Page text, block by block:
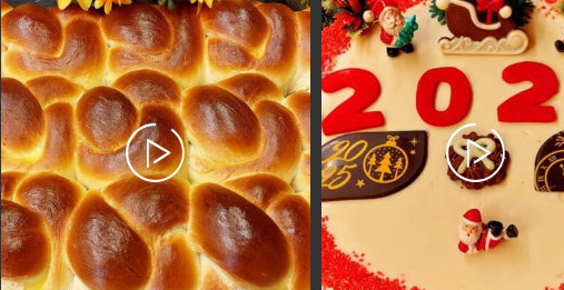
Κατηγορίες
Ορεκτικα & μεζεδες
Ψωμι
Κουλούρια και
Μπισκότα
Γλυκό και Επιδόρπιο
Ποτά και Χυμοί
Ψάρι και Θαλασσινά
Σάλτσες και Αλοιφές
Εποχιακές Συνταγές
Χριστουγεννιάτικες
Συνταγές
Πασχαλινές Συνταγές
Νηστίσιμες Συνταγές
Συνταγές για Αγίου
Βαλεντίνου
Γλυκό και Επιδόρπιο
Ποτά και Χυμοί
Ψάρι και Θαλασσινά
Σάλτσες και Αλοιφές
Κυρίως πιάτο
Κρέας
Ζυμαρικά
Πίτες και Ζύμες
Σαλάτες
Σνακ
Συνταγές για Αγίου
Βαλεντίνου